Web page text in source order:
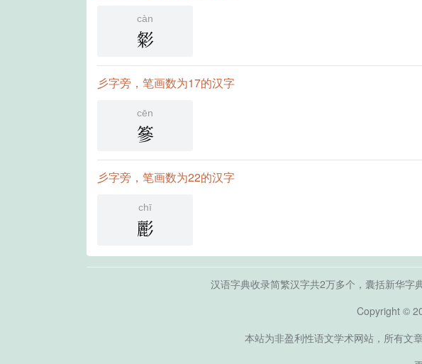
càn
㣓
彡字旁，笔画数为17的汉字
cēn
篸
彡字旁，笔画数为22的汉字
chī
彲
汉语字典收录简繁汉字共2万多个，囊括新华字
Copyright ©
本站为非盈利性语文学术网站，所有文